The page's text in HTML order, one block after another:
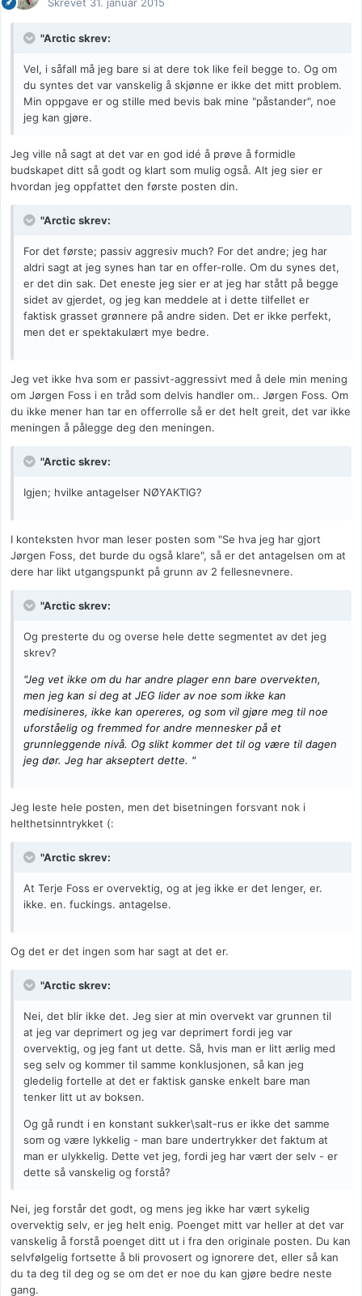
Skrevet 31. januar 2015
"Arctic skrev:
Vel, i såfall må jeg bare si at dere tok like feil begge to. Og om
du syntes det var vanskelig å skjønne er ikke det mitt problem.
Min oppgave er og stille med bevis bak mine "påstander", noe
jeg kan gjøre.
Jeg ville nå sagt at det var en god idé å prøve å formidle
budskapet ditt så godt og klart som mulig også. Alt jeg sier er
hvordan jeg oppfattet den første posten din.
"Arctic skrev:
For det første; passiv aggresiv much? For det andre; jeg har
aldri sagt at jeg synes han tar en offer-rolle. Om du synes det,
er det din sak. Det eneste jeg sier er at jeg har stått på begge
sidet av gjerdet, og jeg kan meddele at i dette tilfellet er
faktisk grasset grønnere på andre siden. Det er ikke perfekt,
men det er spektakulært mye bedre.
Jeg vet ikke hva som er passivt-aggressivt med å dele min mening
om Jørgen Foss i en tråd som delvis handler om.. Jørgen Foss. Om
du ikke mener han tar en offerrolle så er det helt greit, det var ikke
meningen å pålegge deg den meningen.
"Arctic skrev:
Igjen; hvilke antagelser NØYAKTIG?
I konteksten hvor man leser posten som "Se hva jeg har gjort
Jørgen Foss, det burde du også klare", så er det antagelsen om at
dere har likt utgangspunkt på grunn av 2 fellesnevnere.
"Arctic skrev:
Og presterte du og overse hele dette segmentet av det jeg
skrev?
"Jeg vet ikke om du har andre plager enn bare overvekten,
men jeg kan si deg at JEG lider av noe som ikke kan
medisineres, ikke kan opereres, og som vil gjøre meg til noe
uforståelig og fremmed for andre mennesker på et
grunnleggende nivå. Og slikt kommer det til og være til dagen
jeg dør. Jeg har akseptert dette. "
Jeg leste hele posten, men det bisetningen forsvant nok i
helthetsinntrykket (:
"Arctic skrev:
At Terje Foss er overvektig, og at jeg ikke er det lenger, er.
ikke. en. fuckings. antagelse.
Og det er det ingen som har sagt at det er.
"Arctic skrev:
Nei, det blir ikke det. Jeg sier at min overvekt var grunnen til
at jeg var deprimert og jeg var deprimert fordi jeg var
overvektig, og jeg fant ut dette. Så, hvis man er litt ærlig med
seg selv og kommer til samme konklusjonen, så kan jeg
gledelig fortelle at det er faktisk ganske enkelt bare man
tenker litt ut av boksen.
Og gå rundt i en konstant sukker\salt-rus er ikke det samme
som og være lykkelig - man bare undertrykker det faktum at
man er ulykkelig. Dette vet jeg, fordi jeg har vært der selv - er
dette så vanskelig og forstå?
Nei, jeg forstår det godt, og mens jeg ikke har vært sykelig
overvektig selv, er jeg helt enig. Poenget mitt var heller at det var
vanskelig å forstå poenget ditt ut i fra den originale posten. Du kan
selvfølgelig fortsette å bli provosert og ignorere det, eller så kan
du ta deg til deg og se om det er noe du kan gjøre bedre neste
gang.